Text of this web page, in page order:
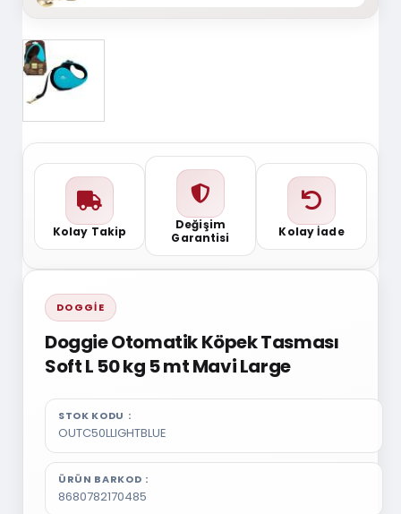
Kolay Takip
Değişim
Garantisi
Kolay İade
DOGGIE
Doggie Otomatik Köpek Tasması
Soft L 50 kg 5 mt Mavi Large
STOK KODU
OUTC50LLIGHTBLUE
ÜRÜN BARKOD
8680782170485